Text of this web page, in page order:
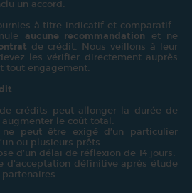
un accord.
à titre indicatif et comparatif :
aucune recommandation et ne
de crédit. Nous veillons à leur
les vérifier directement auprès
tout engagement.
crédits peut allonger la durée de
le coût total.
ne peut être exigé d’un particulier
ou plusieurs prêts.
d’un délai de réflexion de 14 jours.
d’acceptation définitive après étude